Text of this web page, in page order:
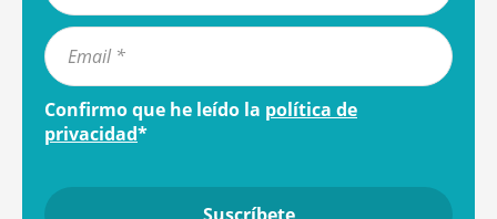
Confirmo que he leído la política de
privacidad*